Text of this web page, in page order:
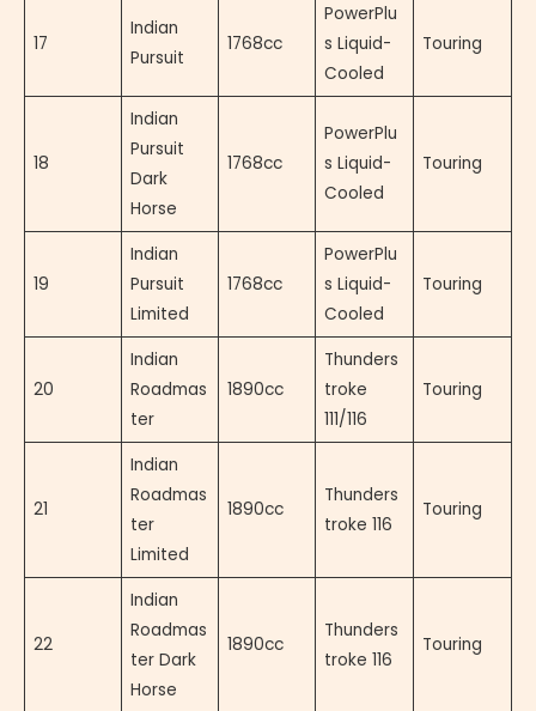
17
Indian
Pursuit
1768cc
PowerPlu
s Liquid-
Cooled
Touring
18
Indian
Pursuit
Dark
Horse
1768cc
PowerPlu
s Liquid-
Cooled
Touring
19
Indian
Pursuit
Limited
1768cc
PowerPlu
s Liquid-
Cooled
Touring
20
Indian
Roadmas
ter
1890cc
Thunders
troke
111/116
Touring
21
Indian
Roadmas
ter
Limited
1890cc
Thunders
troke 116
Touring
22
Indian
Roadmas
ter Dark
Horse
1890cc
Thunders
troke 116
Touring